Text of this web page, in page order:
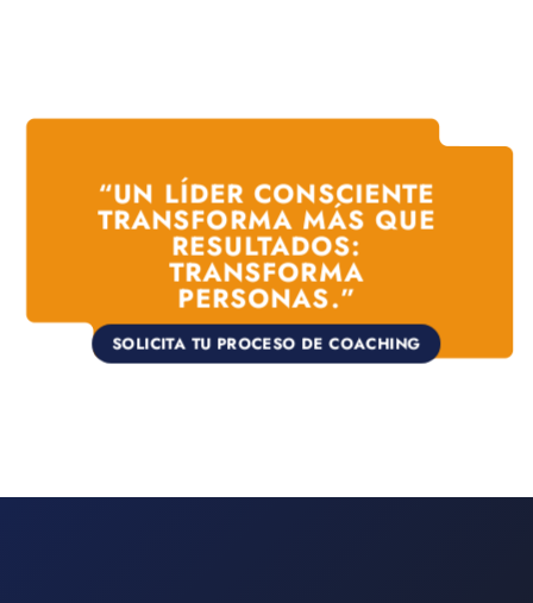
“UN LÍDER CONSCIENTE
TRANSFORMA MÁS QUE
RESULTADOS:
TRANSFORMA
PERSONAS.”
SOLICITA TU PROCESO DE COACHING